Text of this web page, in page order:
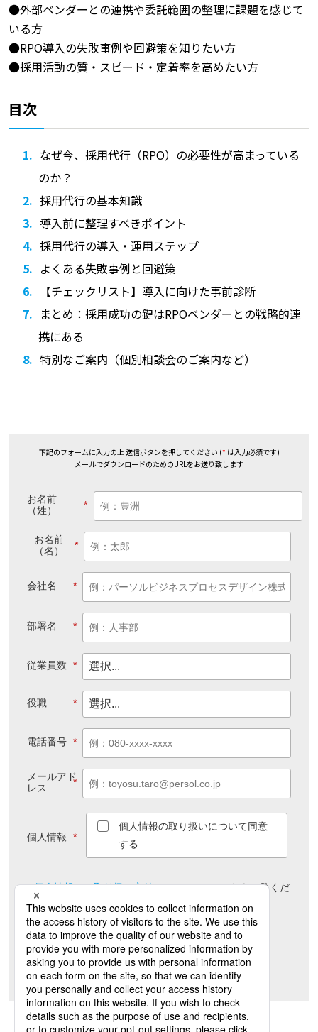
●外部ベンダーとの連携や委託範囲の整理に課題を感じて
いる方
●RPO導入の失敗事例や回避策を知りたい方
●採用活動の質・スピード・定着率を高めたい方
目次
なぜ今、採用代行（RPO）の必要性が高まっている
のか？
採用代行の基本知識
導入前に整理すべきポイント
採用代行の導入・運用ステップ
よくある失敗事例と回避策
【チェックリスト】導入に向けた事前診断
まとめ：採用成功の鍵はRPOベンダーとの戦略的連
携にある
特別なご案内（個別相談会のご案内など）
下記のフォームに入力の上 送信ボタンを押してください (* は入力必須です)
メールでダウンロードのためのURLをお送り致します
*
お名前
（姓）
*
お名前
（名）
*
会社名
*
部署名
*
従業員数
*
役職
*
電話番号
*
メールアド
レス
*
個人情報
個人情報の取り扱いについて同意
する
個人情報のお取り扱い方針について はこちらをご覧くだ
さい
送信